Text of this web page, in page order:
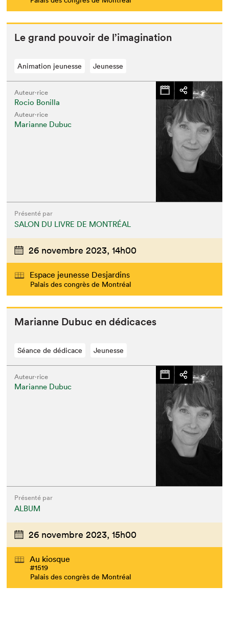
Que cherchez-vous?
Le grand pou­voir de l’imagination
Animation jeunesse Jeunesse
Auteur·rice
Rocio Bonilla
Auteur·rice
Marianne Dubuc
Présenté par
SALON DU LIVRE DE MONTRÉAL
26 novembre 2023, 14h00
Espace jeunesse Desjardins
Palais des congrès de Montréal
Mar­i­anne Dubuc en dédicaces
Séance de dédicace Jeunesse
Auteur·rice
Marianne Dubuc
Présenté par
ALBUM
26 novembre 2023, 15h00
Au kiosque
#1519
Palais des congrès de Montréal